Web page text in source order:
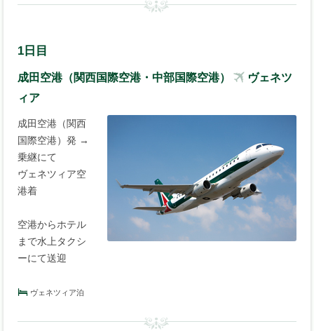
1日目
成田空港（関西国際空港・中部国際空港）
ヴェネツ
ィア
成田空港（関西
国際空港）発 →
乗継にて
ヴェネツィア空
港着
空港からホテル
まで水上タクシ
ーにて送迎
ヴェネツィア泊